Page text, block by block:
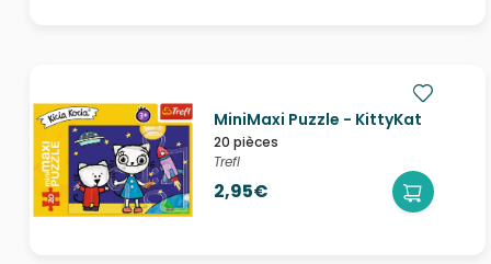
MiniMaxi Puzzle - KittyKat
20 pièces
Trefl
2,95€